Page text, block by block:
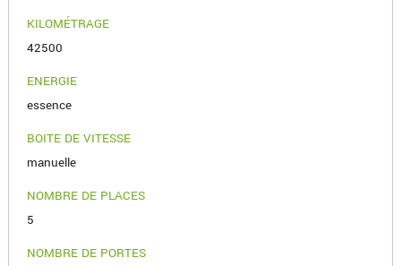
KILOMÉTRAGE
42500
ENERGIE
essence
BOITE DE VITESSE
manuelle
NOMBRE DE PLACES
5
NOMBRE DE PORTES